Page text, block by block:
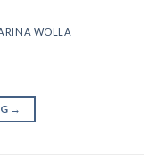
WOLLA
→